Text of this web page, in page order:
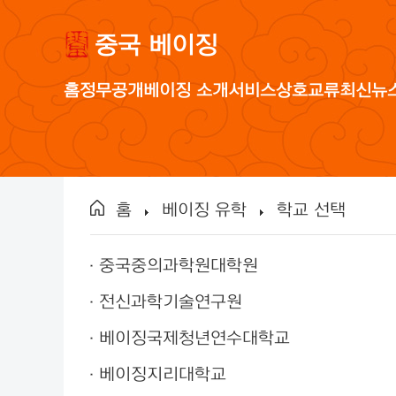
중국 베이징
홈정무공개베이징 소개서비스상호교류최신뉴
홈 베이징 유학 학교 선택
중국중의과학원대학원
전신과학기술연구원
베이징국제청년연수대학교
베이징지리대학교